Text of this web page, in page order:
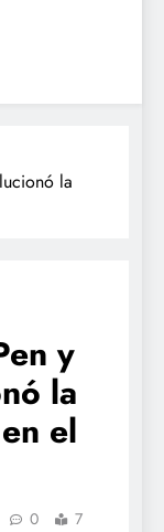
la
y
la
el
0
7